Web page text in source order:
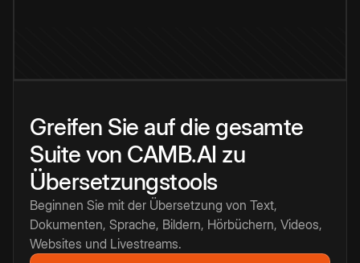
Greifen Sie auf die gesamte
Suite von CAMB.AI zu
Übersetzungstools
Beginnen Sie mit der Übersetzung von Text,
Dokumenten, Sprache, Bildern, Hörbüchern, Videos,
Websites und Livestreams.